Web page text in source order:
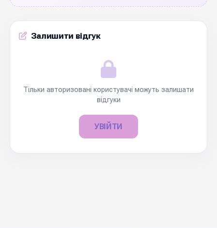
Залишити відгук
Тільки авторизовані користувачі можуть залишати
відгуки
УВІЙТИ